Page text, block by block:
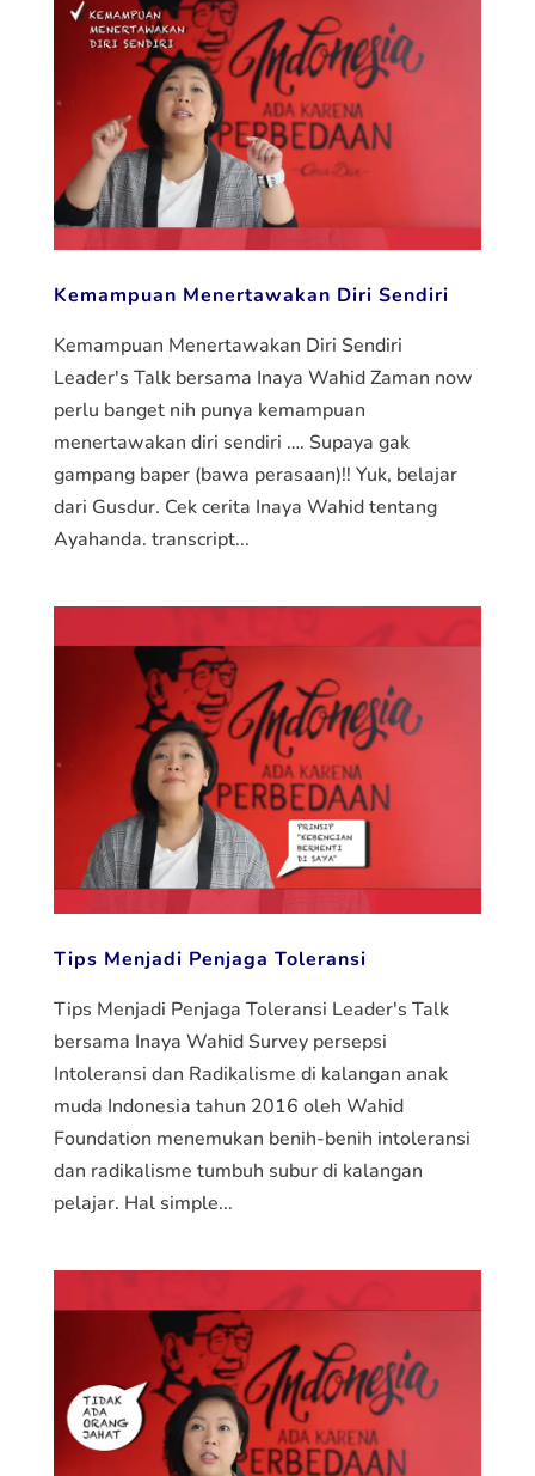
Kemampuan Menertawakan Diri Sendiri
Kemampuan Menertawakan Diri Sendiri
Leader's Talk bersama Inaya Wahid Zaman now
perlu banget nih punya kemampuan
menertawakan diri sendiri …. Supaya gak
gampang baper (bawa perasaan)!! Yuk, belajar
dari Gusdur. Cek cerita Inaya Wahid tentang
Ayahanda. transcript...
Tips Menjadi Penjaga Toleransi
Tips Menjadi Penjaga Toleransi Leader's Talk
bersama Inaya Wahid Survey persepsi
Intoleransi dan Radikalisme di kalangan anak
muda Indonesia tahun 2016 oleh Wahid
Foundation menemukan benih-benih intoleransi
dan radikalisme tumbuh subur di kalangan
pelajar. Hal simple...